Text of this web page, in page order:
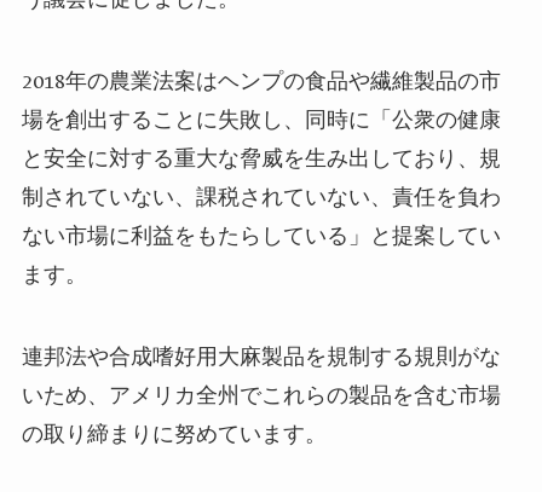
2018年の農業法案はヘンプの食品や繊維製品の市
場を創出することに失敗し、同時に「公衆の健康
と安全に対する重大な脅威を生み出しており、規
制されていない、課税されていない、責任を負わ
ない市場に利益をもたらしている」と提案してい
ます。
連邦法や合成嗜好用大麻製品を規制する規則がな
いため、アメリカ全州でこれらの製品を含む市場
の取り締まりに努めています。